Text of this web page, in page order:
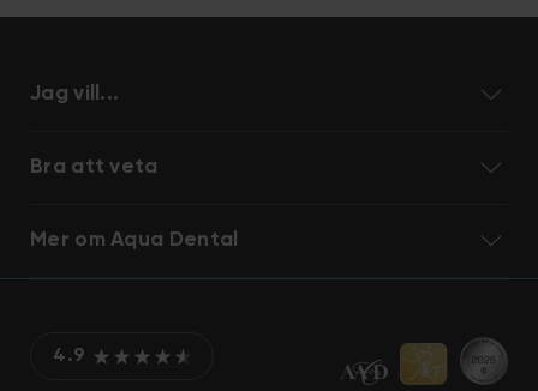
Jag vill...
Bra att veta
Mer om Aqua Dental
4.9